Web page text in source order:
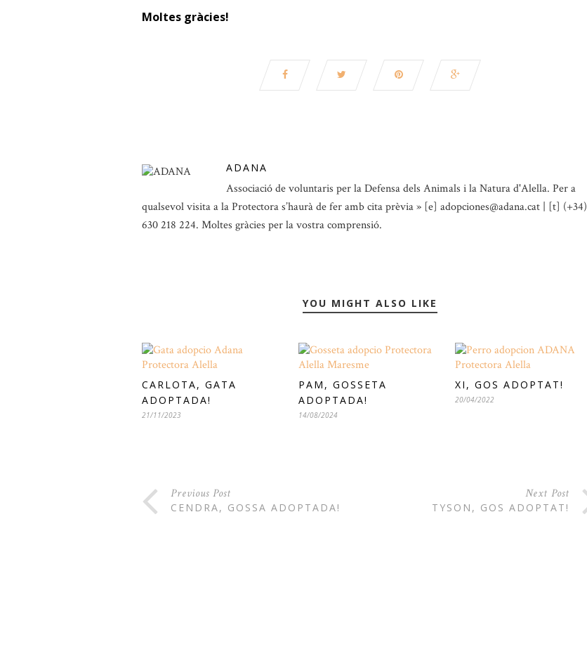
Moltes gràcies!
ADANA
Associació de voluntaris per la Defensa dels Animals i la Natura d'Alella. Per a
qualsevol visita a la Protectora s’haurà de fer amb cita prèvia » [e] adopciones@adana.cat | [t] (+34)
630 218 224. Moltes gràcies per la vostra comprensió.
YOU MIGHT ALSO LIKE
CARLOTA, GATA
ADOPTADA!
21/11/2023
PAM, GOSSETA
ADOPTADA!
14/08/2024
XI, GOS ADOPTAT!
20/04/2022
Previous Post
CENDRA, GOSSA ADOPTADA!
Next Post
TYSON, GOS ADOPTAT!